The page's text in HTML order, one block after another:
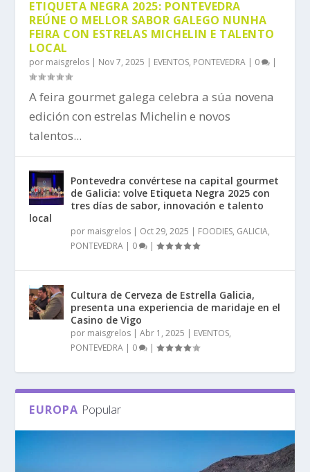
ETIQUETA NEGRA 2025: PONTEVEDRA
REÚNE O MELLOR SABOR GALEGO NUNHA
FEIRA CON ESTRELAS MICHELIN E TALENTO
LOCAL
por maisgrelos | Nov 7, 2025 | EVENTOS, PONTEVEDRA | 0 |
A feira gourmet galega celebra a súa novena
edición con estrelas Michelin e novos
talentos...
Pontevedra convértese na capital gourmet
de Galicia: volve Etiqueta Negra 2025 con
tres días de sabor, innovación e talento
local
por maisgrelos | Oct 29, 2025 | FOODIES, GALICIA,
PONTEVEDRA | 0 |
Cultura de Cerveza de Estrella Galicia,
presenta una experiencia de maridaje en el
Casino de Vigo
por maisgrelos |Abr 1, 2025 | EVENTOS,
PONTEVEDRA | 0 |
EUROPA Popular